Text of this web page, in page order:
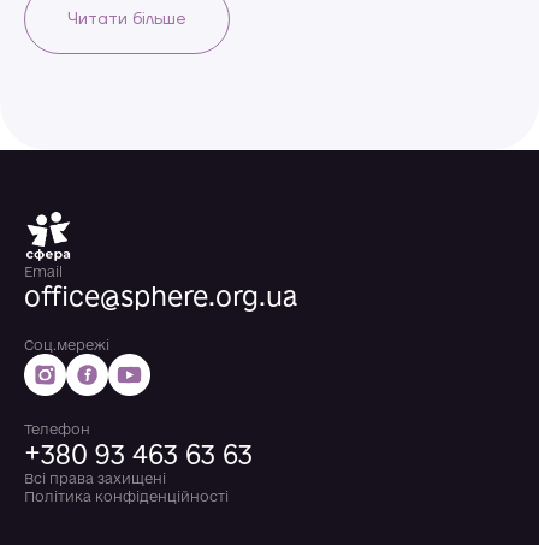
Читати більше
Email
office@sphere.org.ua
Соц.мережі
Телефон
+380 93 463 63 63
Всі права захищені
Політика конфіденційності